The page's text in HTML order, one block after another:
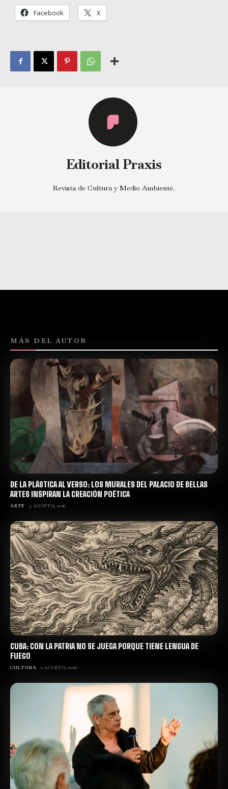
Facebook X
Editorial Praxis
Revista de Cultura y Medio Ambiente.
MÁS DEL AUTOR
DE LA PLÁSTICA AL VERSO: LOS MURALES DEL PALACIO DE BELLAS
ARTES INSPIRAN LA CREACIÓN POÉTICA
ARTE 3 AGOSTO, 2026
CUBA: CON LA PATRIA NO SE JUEGA PORQUE TIENE LENGUA DE
FUEGO
CULTURA 2 AGOSTO, 2026